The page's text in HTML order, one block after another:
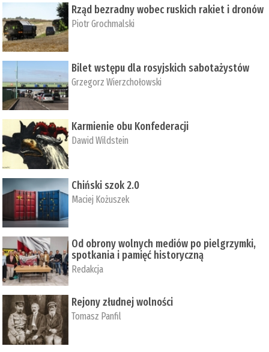
Rząd bezradny wobec ruskich rakiet i dronów
Piotr Grochmalski
Bilet wstępu dla rosyjskich sabotażystów
Grzegorz Wierzchołowski
Karmienie obu Konfederacji
Dawid Wildstein
Chiński szok 2.0
Maciej Kożuszek
Od obrony wolnych mediów po pielgrzymki,
spotkania i pamięć historyczną
Redakcja
Rejony złudnej wolności
Tomasz Panfil